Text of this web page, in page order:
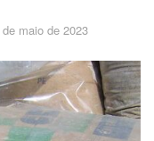
maio de 2023